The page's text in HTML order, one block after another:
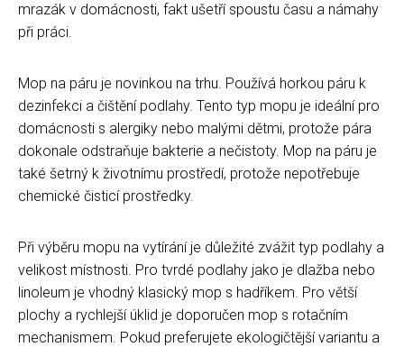
mrazák v domácnosti, fakt ušetří spoustu času a námahy
při práci.
Mop na páru je novinkou na trhu. Používá horkou páru k
dezinfekci a čištění podlahy. Tento typ mopu je ideální pro
domácnosti s alergiky nebo malými dětmi, protože pára
dokonale odstraňuje bakterie a nečistoty. Mop na páru je
také šetrný k životnímu prostředí, protože nepotřebuje
chemické čisticí prostředky.
Při výběru mopu na vytírání je důležité zvážit typ podlahy a
velikost místnosti. Pro tvrdé podlahy jako je dlažba nebo
linoleum je vhodný klasický mop s hadříkem. Pro větší
plochy a rychlejší úklid je doporučen mop s rotačním
mechanismem. Pokud preferujete ekologičtější variantu a